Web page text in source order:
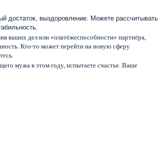
достаток, выздоровление. Можете рассчитывать
ваших дел или «платёжеспособности» партнёра,
Кто-то может перейти на новую сферу
мужа в этом году, испытаете счастье. Ваше